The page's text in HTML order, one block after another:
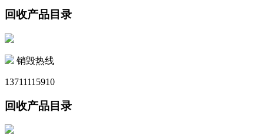
回收产品目录
销毁热线
13711115910
回收产品目录